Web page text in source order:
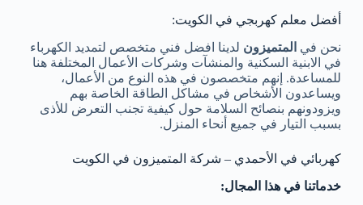
أفضل معلم كهربجي في الكويت:
نحن في المتميزون لدينا افضل فني متخصص لتمديد الكهرباء
في الابنية السكنية والمنشآت وشركات الأعمال المختلفة هنا
للمساعدة. إنهم متخصصون في هذه النوع من الأعمال،
ويساعدون الأشخاص في مشاكل الطاقة الخاصة بهم
ويزودونهم بنصائح السلامة حول كيفية تجنب التعرض للأذى
بسبب التيار في جميع أنحاء المنزل.
كهربائي في الأحمدي – شركة المتميزون في الكويت
خدماتنا في هذا المجال: